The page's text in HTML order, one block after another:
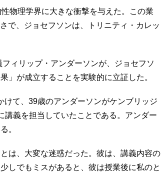
物理学界に大きな衝撃を与えた。この業
で、ジョセフソンは、トリニティ・カレッ
ィリップ・アンダーソンが、ジョセフソ
」が成立することを実験的に立証した。
て、39歳のアンダーソンがケンブリッジ
義を担当していたことである。アンダー
。
は、大変な迷惑だった。彼は、講義内容の
しでもミスがあると、彼は授業後に私のと